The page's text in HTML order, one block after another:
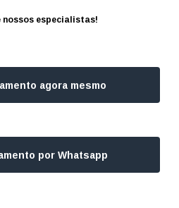
nossos especialistas!
agora mesmo
por Whatsapp